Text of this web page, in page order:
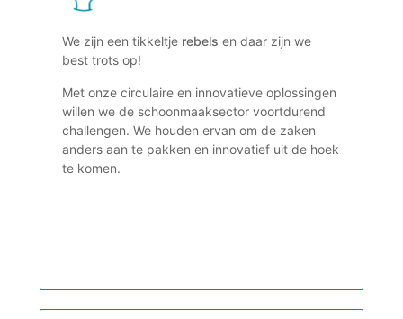
We zijn een tikkeltje rebels en daar zijn we
best trots op!
Met onze circulaire en innovatieve oplossingen
willen we de schoonmaaksector voortdurend
challengen. We houden ervan om de zaken
anders aan te pakken en innovatief uit de hoek
te komen.